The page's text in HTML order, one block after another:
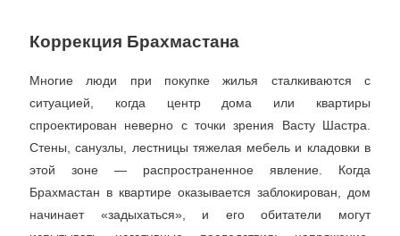
Коррекция Брахмастана
Многие люди при покупке жилья сталкиваются с
ситуацией, когда центр дома или квартиры
спроектирован неверно с точки зрения Васту Шастра.
Стены, санузлы, лестницы тяжелая мебель и кладовки в
этой зоне — распространенное явление. Когда
Брахмастан в квартире оказывается заблокирован, дом
начинает «задыхаться», и его обитатели могут